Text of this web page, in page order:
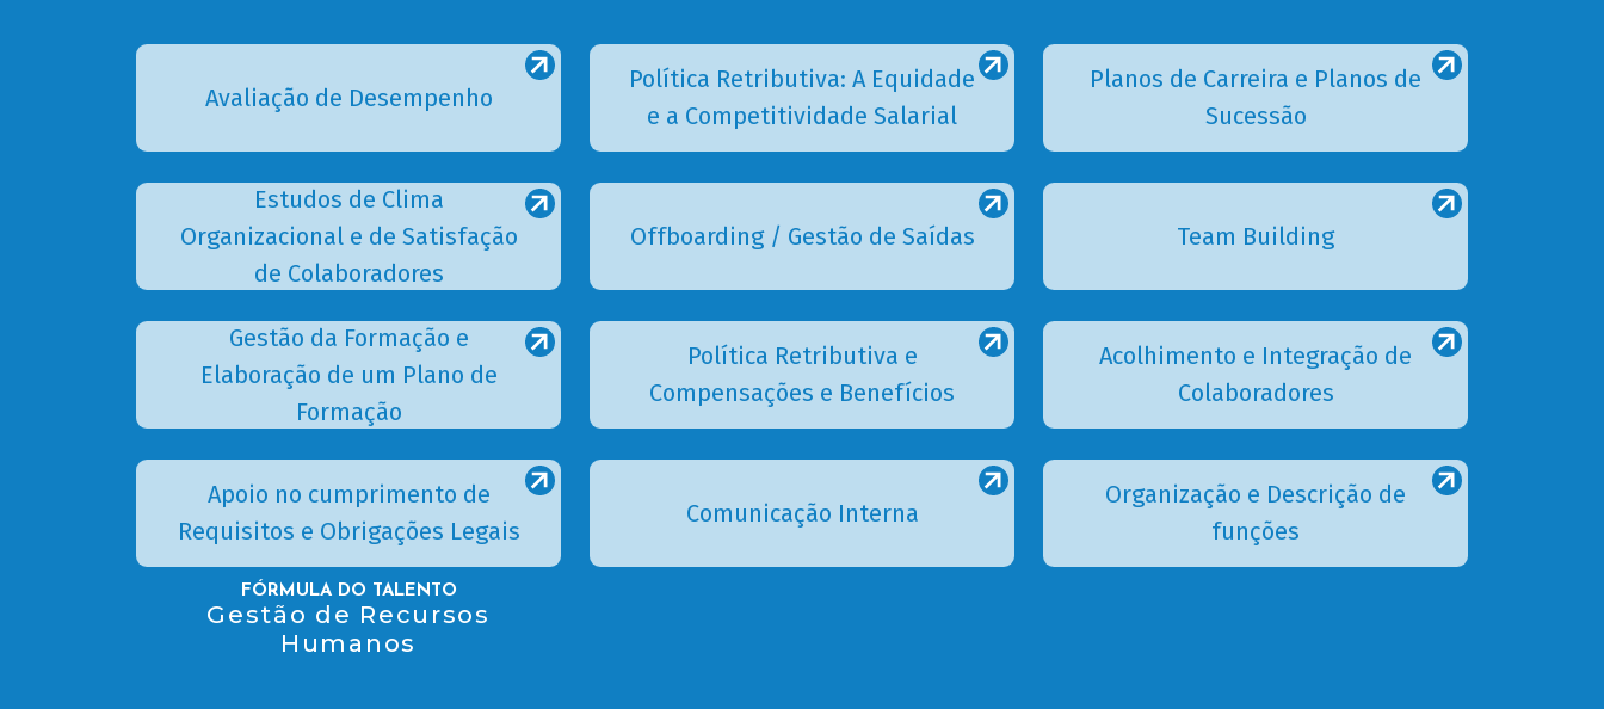
Avaliação de Desempenho
Política Retributiva: A Equidade
e a Competitividade Salarial
Planos de Carreira e Planos de
Sucessão
Estudos de Clima
Organizacional e de Satisfação
de Colaboradores
Offboarding / Gestão de Saídas Team Building
Gestão da Formação e
Elaboração de um Plano de
Formação
Política Retributiva e
Compensações e Benefícios
Acolhimento e Integração de
Colaboradores
Apoio no cumprimento de
Requisitos e Obrigações Legais
Comunicação Interna
Organização e Descrição de
funções
FÓRMULA DO TALENTO
Gestão de Recursos
Humanos